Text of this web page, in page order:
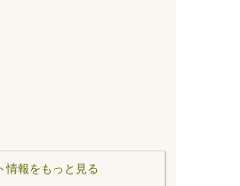
情報をもっと見る